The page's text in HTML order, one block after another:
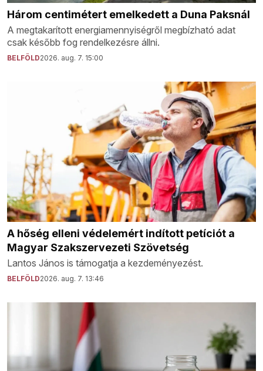
Három centimétert emelkedett a Duna Paksnál
A megtakarított energiamennyiségről megbízható adat
csak később fog rendelkezésre állni.
BELFÖLD2026. aug. 7. 15:00
A hőség elleni védelemért indított petíciót a
Magyar Szakszervezeti Szövetség
Lantos János is támogatja a kezdeményezést.
BELFÖLD2026. aug. 7. 13:46